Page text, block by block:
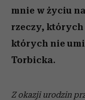
mnie w życiu
rzeczy,
których nie
Torbicka.
Z okazji urodzin